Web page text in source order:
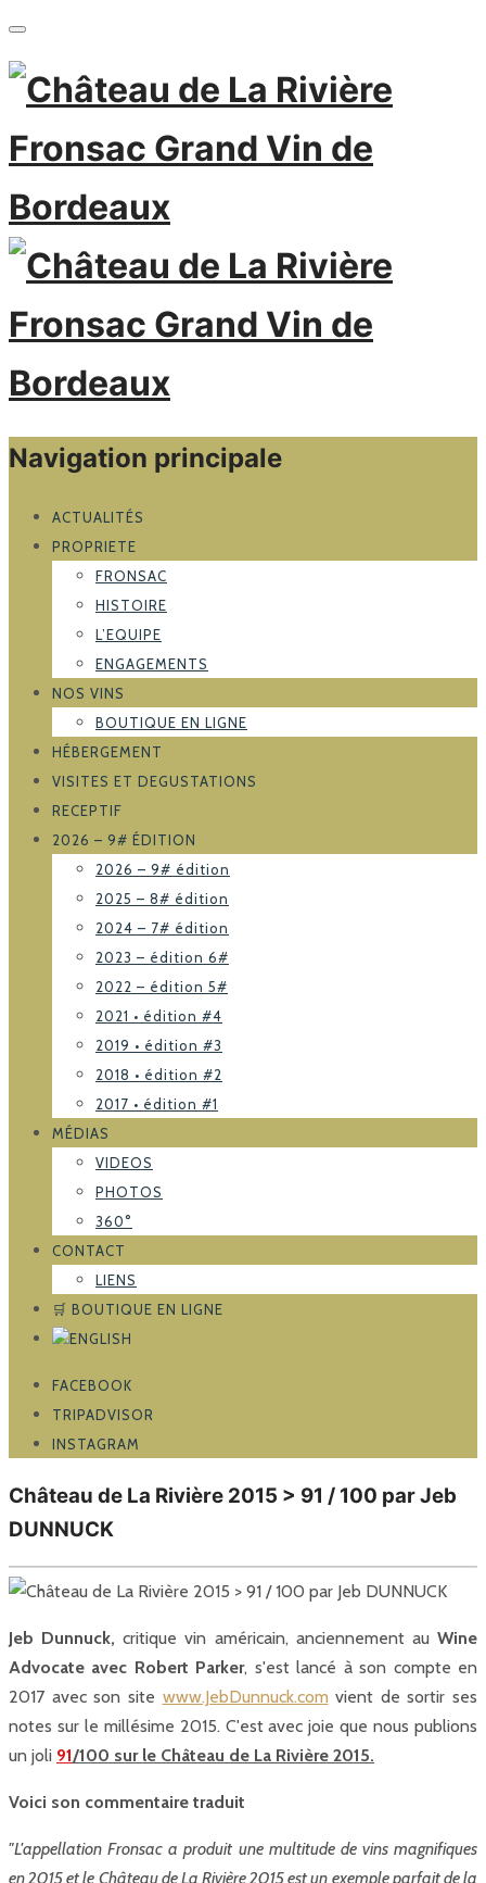
Navigation principale
ACTUALITÉS
PROPRIETE
FRONSAC
HISTOIRE
L’EQUIPE
ENGAGEMENTS
NOS VINS
BOUTIQUE EN LIGNE
HÉBERGEMENT
VISITES ET DEGUSTATIONS
RECEPTIF
2026 – 9# ÉDITION
2026 – 9# édition
2025 – 8# édition
2024 – 7# édition
2023 – édition 6#
2022 – édition 5#
2021 • édition #4
2019 • édition #3
2018 • édition #2
2017 • édition #1
MÉDIAS
VIDEOS
PHOTOS
360°
CONTACT
LIENS
🛒 BOUTIQUE EN LIGNE
FACEBOOK
TRIPADVISOR
INSTAGRAM
Château de La Rivière 2015 > 91 / 100 par Jeb
DUNNUCK
Jeb Dunnuck, critique vin américain, anciennement auWine
Advocate avec Robert Parker, s'est lancé à son compte en
2017 avec son site www.JebDunnuck.com vient de sortir ses
notes sur le millésime 2015. C'est avec joie que nous publions
un joli 91/100 sur le Château de La Rivière 2015.
Voici son commentaire traduit
"L'appellation Fronsac a produit une multitude de vins magnifiques
en 2015 et le Château de La Rivière 2015 est un exemple parfait de la